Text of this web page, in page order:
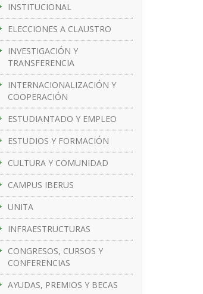
INSTITUCIONAL
ELECCIONES A CLAUSTRO
INVESTIGACIÓN Y
TRANSFERENCIA
INTERNACIONALIZACIÓN Y
COOPERACIÓN
ESTUDIANTADO Y EMPLEO
ESTUDIOS Y FORMACIÓN
CULTURA Y COMUNIDAD
CAMPUS IBERUS
UNITA
INFRAESTRUCTURAS
CONGRESOS, CURSOS Y
CONFERENCIAS
AYUDAS, PREMIOS Y BECAS